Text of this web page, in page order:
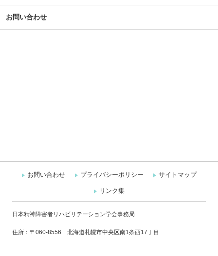
お問い合わせ
お問い合わせ プライバシーポリシー サイトマップ
リンク集
日本精神障害者リハビリテーション学会事務局
住所：〒060-8556 北海道札幌市中央区南1条西17丁目